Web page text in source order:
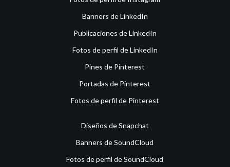
Banners de LinkedIn
Publicaciones de LinkedIn
Fotos de perfil de LinkedIn
Pines de Pinterest
Portadas de Pinterest
Fotos de perfil de Pinterest
Diseños de Snapchat
Banners de SoundCloud
Fotos de perfil de SoundCloud